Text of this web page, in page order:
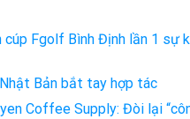
Fgolf Bình Định lần 1
Bản bắt tay hợp tác
Coffee Supply: Đòi lại